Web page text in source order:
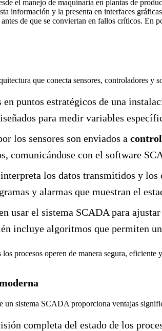
el manejo de maquinaria en plantas de
información y la presenta en interfaces
de que se conviertan en fallos críticos. En
que conecta sensores, controladores
en puntos estratégicos de una
para medir variables
los sensores son enviados a
comunicándose con el software
los datos transmitidos y
y alarmas que muestran el
usar el sistema SCADA para
incluye algoritmos que permiten
los procesos operen de manera segura, eficiente
sistema SCADA proporciona ventajas
completa del estado de los